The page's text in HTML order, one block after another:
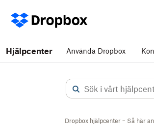
Hjälpcenter Använda Dropbox
Dropbox hjälpcenter – Så här